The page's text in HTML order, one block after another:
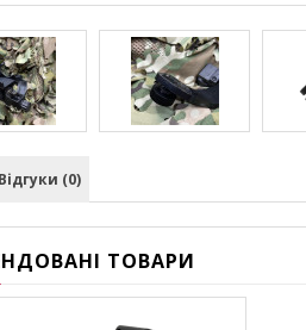
Відгуки (0)
ТОВАРИ